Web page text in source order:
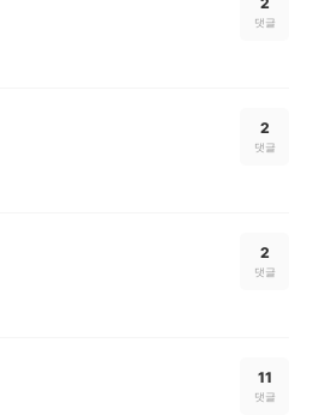
댓글
2
댓글
2
댓글
11
댓글